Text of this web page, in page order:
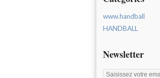
www.handball
HANDBALL
Newsletter